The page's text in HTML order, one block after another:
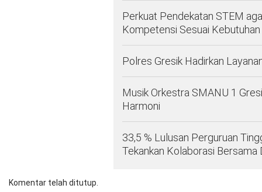
Perkuat Pendekatan STEM
Kompetensi Sesuai
Polres Gresik Hadirkan
Musik Orkestra SMANU 1
Harmoni
33,5 % Lulusan Perguruan
Tekankan Kolaborasi
Komentar telah ditutup.